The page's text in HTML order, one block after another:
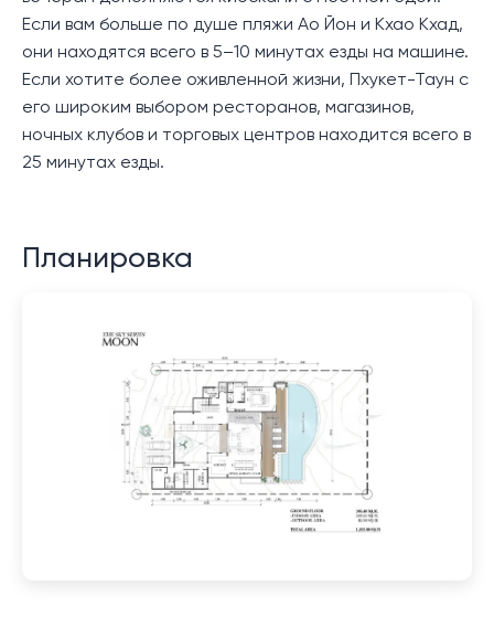
Если вам больше по душе пляжи Ао Йон и Кхао Кхад,
они находятся всего в 5–10 минутах езды на машине.
Если хотите более оживленной жизни, Пхукет-Таун с
его широким выбором ресторанов, магазинов,
ночных клубов и торговых центров находится всего в
25 минутах езды.
Планировка